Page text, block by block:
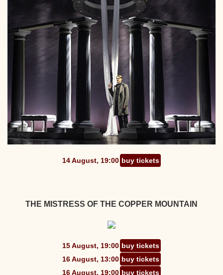
14 August, 19:00 buy tickets
THE MISTRESS OF THE COPPER MOUNTAIN
15 August, 19:00 buy tickets
16 August, 13:00 buy tickets
16 August, 19:00 buy tickets